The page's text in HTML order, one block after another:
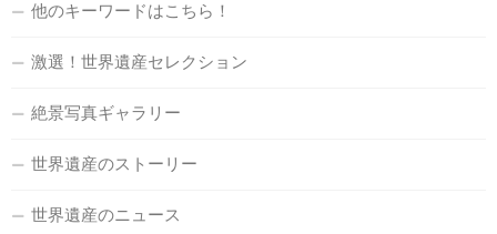
他のキーワードはこちら！
激選！世界遺産セレクション
絶景写真ギャラリー
世界遺産のストーリー
世界遺産のニュース